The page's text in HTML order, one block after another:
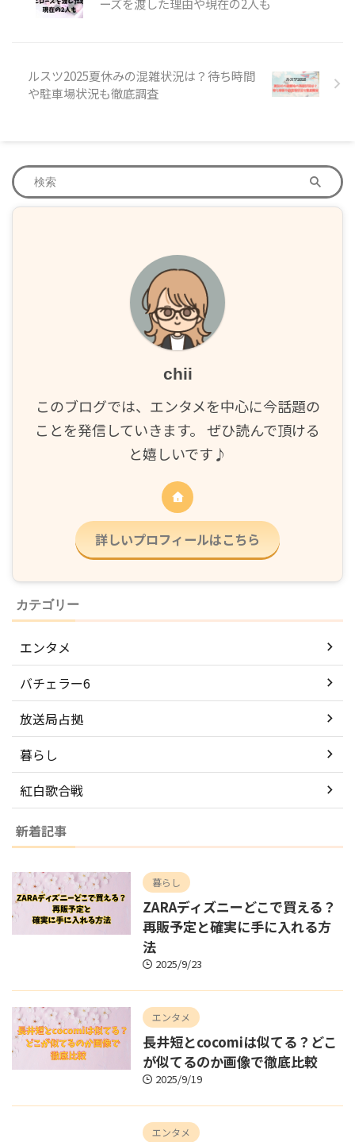
ルスツ2025夏休みの混雑状況は？待ち時間
や駐車場状況も徹底調査
chii
このブログでは、エンタメを中心に今話題の
ことを発信していきます。 ぜひ読んで頂ける
と嬉しいです♪
詳しいプロフィールはこちら
カテゴリー
エンタメ
バチェラー6
放送局占拠
暮らし
紅白歌合戦
新着記事
暮らし
ZARAディズニーどこで買える？
再販予定と確実に手に入れる方
法
2025/9/23
エンタメ
長井短とcocomiは似てる？どこ
が似てるのか画像で徹底比較
2025/9/19
エンタメ